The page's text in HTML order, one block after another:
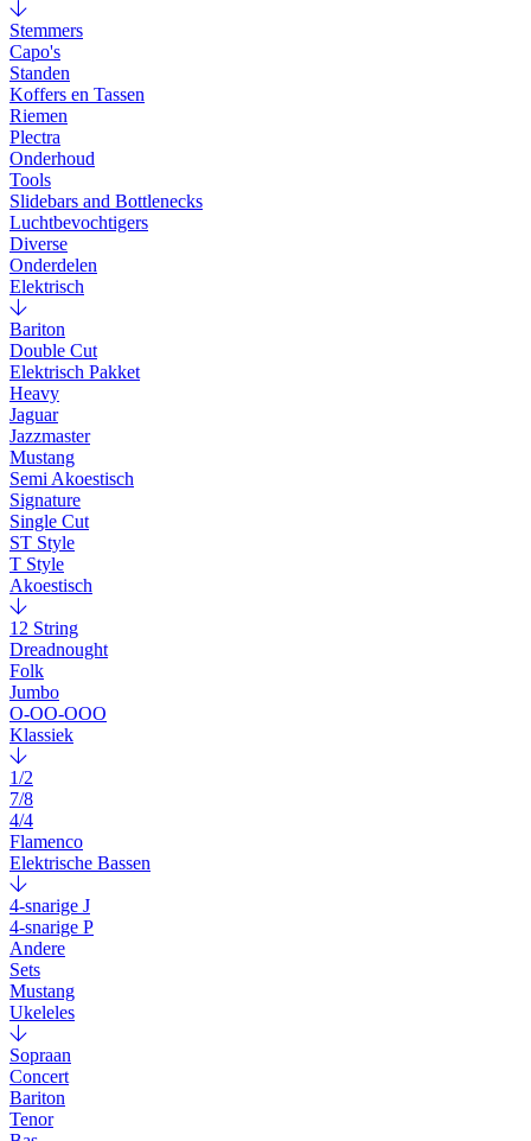
Stemmers
Capo's
Standen
Koffers en Tassen
Riemen
Plectra
Onderhoud
Tools
Slidebars and Bottlenecks
Luchtbevochtigers
Diverse
Onderdelen
Elektrisch
Bariton
Double Cut
Elektrisch Pakket
Heavy
Jaguar
Jazzmaster
Mustang
Semi Akoestisch
Signature
Single Cut
ST Style
T Style
Akoestisch
12 String
Dreadnought
Folk
Jumbo
O-OO-OOO
Klassiek
1/2
7/8
4/4
Flamenco
Elektrische Bassen
4-snarige J
4-snarige P
Andere
Sets
Mustang
Ukeleles
Sopraan
Concert
Bariton
Tenor